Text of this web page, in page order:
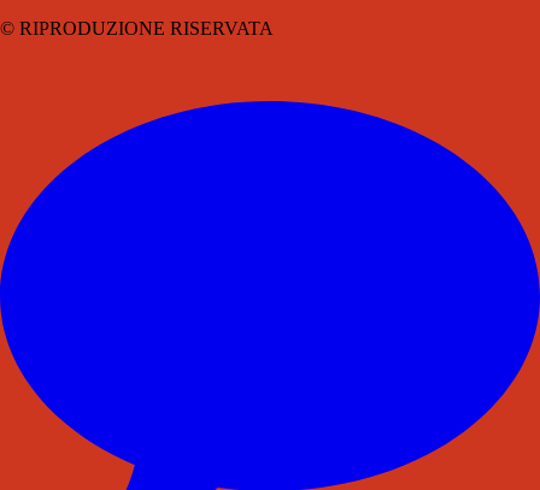
© RIPRODUZIONE RISERVATA